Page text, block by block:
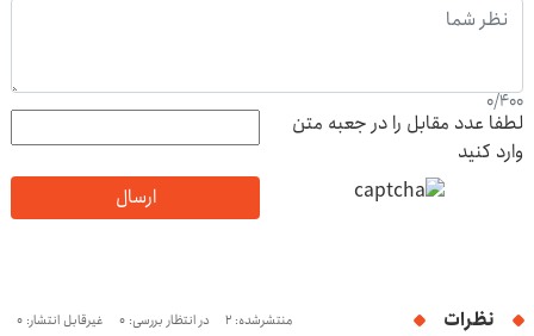
0/400
لطفا عدد مقابل را در جعبه متن
وارد کنید
ارسال
نظرات منتشرشده: 2 در انتظار بررسی: 0 غیرقابل انتشار: 0